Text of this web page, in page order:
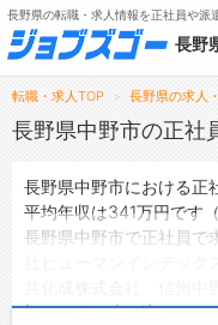
無料会員登録
メニュー
トップ
タップで簡単に求人を探
長野県の転職・求人情報を正社員や派
長野
転職・求人TOP 長野県の求人
長野県中野市の正社
長野県中野市における正
平均年収は341万円です
長野県中野市で正社員で
共化成株式会社 信州中
望の条件で絞り込みがで